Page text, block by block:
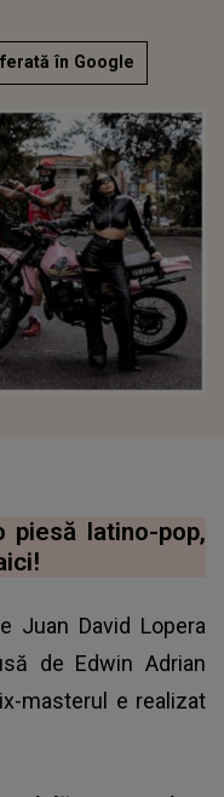
în Google
piesă latino-pop,
Juan David Lopera
de Edwin Adrian
masterul e realizat